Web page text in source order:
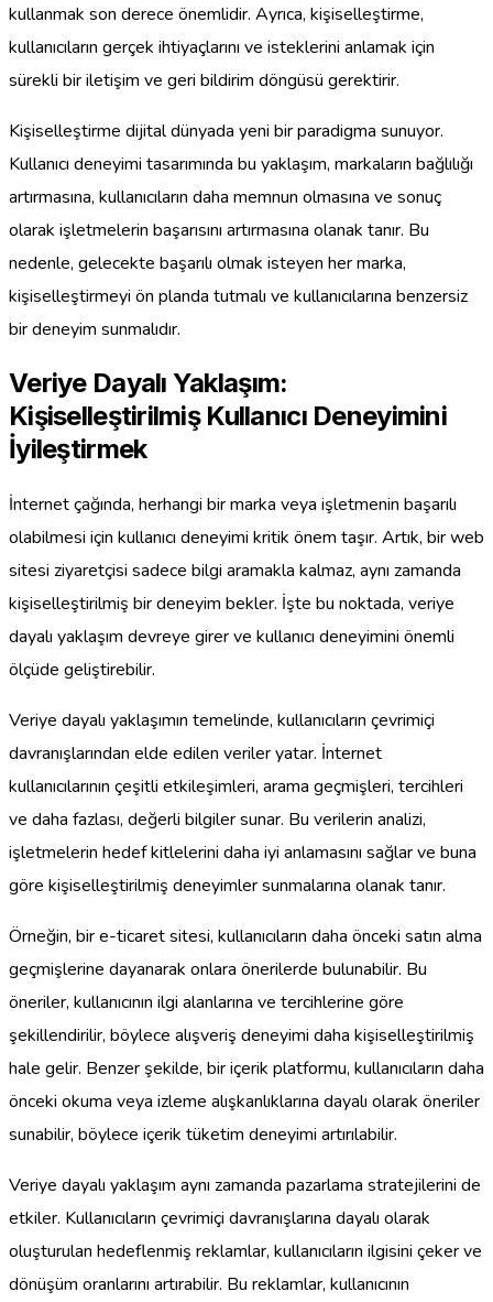
kullanmak son derece önemlidir. Ayrıca, kişiselleştirme,
kullanıcıların gerçek ihtiyaçlarını ve isteklerini anlamak için
sürekli bir iletişim ve geri bildirim döngüsü gerektirir.
Kişiselleştirme dijital dünyada yeni bir paradigma sunuyor.
Kullanıcı deneyimi tasarımında bu yaklaşım, markaların bağlılığı
artırmasına, kullanıcıların daha memnun olmasına ve sonuç
olarak işletmelerin başarısını artırmasına olanak tanır. Bu
nedenle, gelecekte başarılı olmak isteyen her marka,
kişiselleştirmeyi ön planda tutmalı ve kullanıcılarına benzersiz
bir deneyim sunmalıdır.
Veriye Dayalı Yaklaşım:
Kişiselleştirilmiş Kullanıcı Deneyimini
İyileştirmek
İnternet çağında, herhangi bir marka veya işletmenin başarılı
olabilmesi için kullanıcı deneyimi kritik önem taşır. Artık, bir web
sitesi ziyaretçisi sadece bilgi aramakla kalmaz, aynı zamanda
kişiselleştirilmiş bir deneyim bekler. İşte bu noktada, veriye
dayalı yaklaşım devreye girer ve kullanıcı deneyimini önemli
ölçüde geliştirebilir.
Veriye dayalı yaklaşımın temelinde, kullanıcıların çevrimiçi
davranışlarından elde edilen veriler yatar. İnternet
kullanıcılarının çeşitli etkileşimleri, arama geçmişleri, tercihleri
ve daha fazlası, değerli bilgiler sunar. Bu verilerin analizi,
işletmelerin hedef kitlelerini daha iyi anlamasını sağlar ve buna
göre kişiselleştirilmiş deneyimler sunmalarına olanak tanır.
Örneğin, bir e-ticaret sitesi, kullanıcıların daha önceki satın alma
geçmişlerine dayanarak onlara önerilerde bulunabilir. Bu
öneriler, kullanıcının ilgi alanlarına ve tercihlerine göre
şekillendirilir, böylece alışveriş deneyimi daha kişiselleştirilmiş
hale gelir. Benzer şekilde, bir içerik platformu, kullanıcıların daha
önceki okuma veya izleme alışkanlıklarına dayalı olarak öneriler
sunabilir, böylece içerik tüketim deneyimi artırılabilir.
Veriye dayalı yaklaşım aynı zamanda pazarlama stratejilerini de
etkiler. Kullanıcıların çevrimiçi davranışlarına dayalı olarak
oluşturulan hedeflenmiş reklamlar, kullanıcıların ilgisini çeker ve
dönüşüm oranlarını artırabilir. Bu reklamlar, kullanıcının